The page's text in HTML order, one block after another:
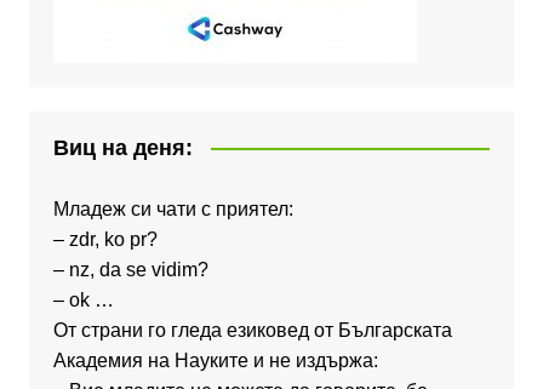
Виц на деня:
Младеж си чати с приятел:
– zdr, ko pr?
– nz, da se vidim?
– ok …
От страни го гледа езиковед от Българската
Академия на Науките и не издържа: